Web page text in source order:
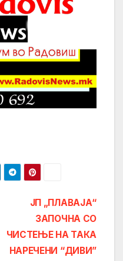
ЈП „ПЛАВАЈА“
ЗАПОЧНА СО
ЧИСТЕЊЕ НА ТАКА
НАРЕЧЕНИ “ДИВИ”